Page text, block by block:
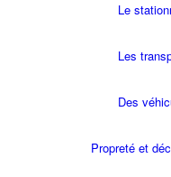
Le
Les
Des
Propreté et